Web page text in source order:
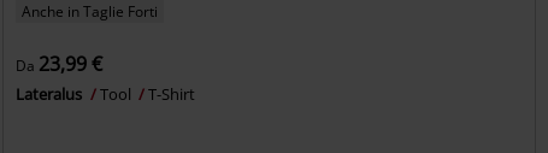
Anche in Taglie Forti
Da 23,99 €
Lateralus Tool T-Shirt